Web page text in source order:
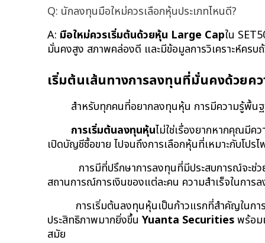
Q: นักลงทุนมือใหม่ควรเลือกหุ้นประเภทไหนดี?
A: มือใหม่ควรเริ่มต้นด้วยหุ้น Large Capใน
มั่นคงสูง สภาพคล่องดี และมีข้อมูลการวิเคราะห์คร
เริ่มต้นเส้นทางการลงทุนที่มั่นคงด้วยค
สำหรับทุกคนที่อยากลงทุนหุ้น การมีความรู้พื้นฐ
การเริ่มต้นลงทุนหุ้นไม่ใช่เรื่องยากหากคุณมีค
เปิดบัญชีซื้อขาย ไปจนถึงการเลือกหุ้นที่เหมาะกับโป
การมีที่ปรึกษาการลงทุนที่มีประสบการณ์จะช่
สถานการณ์การเงินของแต่ละคน ความสำเร็จในกา
การเริ่มต้นลงทุนหุ้นเป็นก้าวแรกที่สำคัญในก
ประสิทธิภาพมากยิ่งขึ้น Yuanta Securities พร้อม
สมัย